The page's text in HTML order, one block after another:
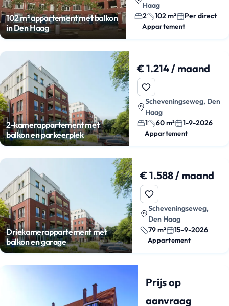
102 m² appartement met balkon
in Den Haag
Haag
2
102 m² Per direct
Appartement
2-kamerappartement met
balkon en parkeerplek
€ 1.214 / maand
Scheveningseweg, Den
Haag
1
60 m² 1-9-2026
Appartement
Driekamerappartement met
balkon en garage
€ 1.588 / maand
Scheveningseweg,
Den Haag
79 m²
15-9-2026
Appartement
Prijs op
aanvraag